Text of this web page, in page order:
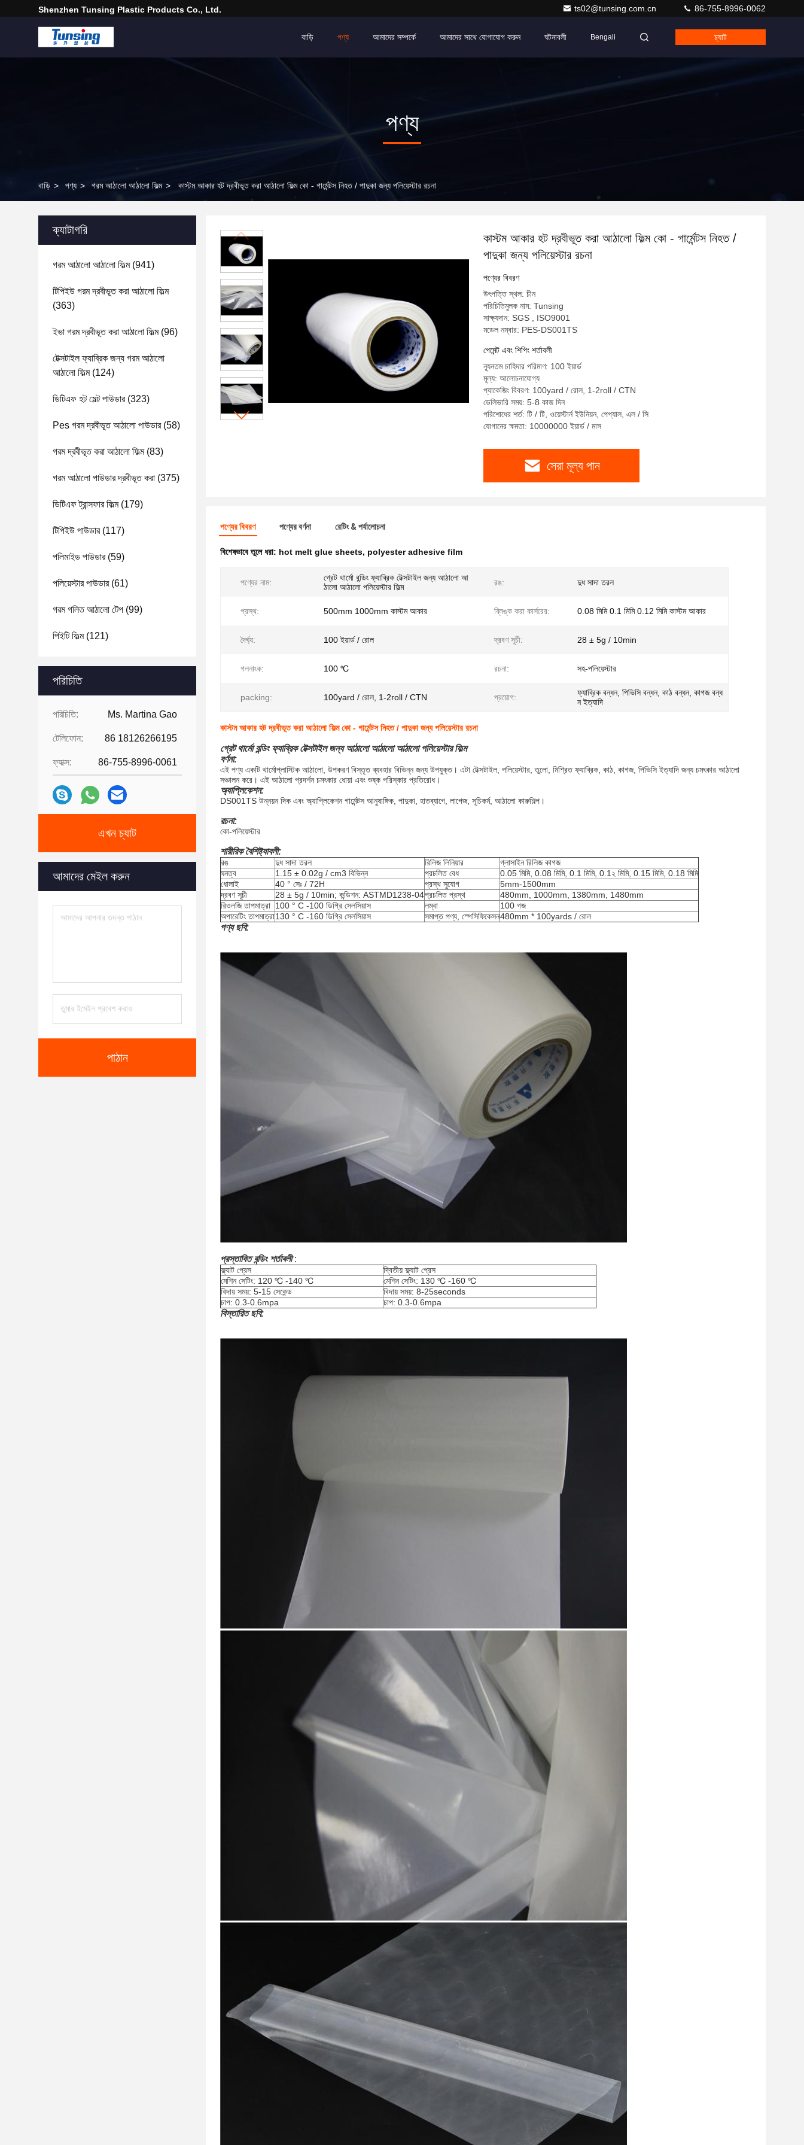
Shenzhen Tunsing Plastic Products Co., Ltd. ts02@tunsing.com.cn 86-755-8996-0062
বাড়ি পণ্য আমাদের সম্পর্কে আমাদের সাথে যোগাযোগ করুন ঘটনাবলী Bengali চ্যাট
পণ্য
বাড়ি > পণ্য > গরম আঠালো আঠালো ফিল্ম > কাস্টম আকার হট দ্রবীভূত করা আঠালো ফিল্ম কো - গার্মেন্টস নিহত / পাদুকা জন্য পলিয়েস্টার রচনা
ক্যাটাগরি
গরম আঠালো আঠালো ফিল্ম(941)
টিপিইউ গরম দ্রবীভূত করা আঠালো ফিল্ম
(363)
ইভা গরম দ্রবীভূত করা আঠালো ফিল্ম(96)
টেক্সটাইল ফ্যাব্রিক জন্য গরম আঠালো
আঠালো ফিল্ম(124)
ডিটিএফ হট মেল্ট পাউডার(323)
Pes গরম দ্রবীভূত আঠালো পাউডার(58)
গরম দ্রবীভূত করা আঠালো ফিল্ম(83)
গরম আঠালো পাউডার দ্রবীভূত করা (375)
ডিটিএফ ট্রান্সফার ফিল্ম(179)
টিপিইউ পাউডার(117)
পলিমাইড পাউডার(59)
পলিয়েস্টার পাউডার(61)
গরম গলিত আঠালো টেপ (99)
পিইটি ফিল্ম(121)
পরিচিতি
পরিচিতি: Ms. Martina Gao
টেলিফোন: 86 18126266195
ফ্যাক্স: 86-755-8996-0061
এখন চ্যাট
আমাদের মেইল ​​করুন
পাঠান
কাস্টম আকার হট দ্রবীভূত করা আঠালো ফিল্ম কো - গার্মেন্টস নিহত /
পাদুকা জন্য পলিয়েস্টার রচনা
পণ্যের বিবরণ
উৎপত্তি স্থল: চীন
পরিচিতিমুলক নাম: Tunsing
সাক্ষ্যদান: SGS , ISO9001
মডেল নম্বার: PES-DS001TS
পেমেন্ট এবং শিপিং শর্তাবলী
ন্যূনতম চাহিদার পরিমাণ: 100 ইয়ার্ড
মূল্য: আলোচনাযোগ্য
প্যাকেজিং বিবরণ: 100yard / রোল, 1-2roll / CTN
ডেলিভারি সময়: 5-8 কাজ দিন
পরিশোধের শর্ত: টি / টি, ওয়েস্টার্ন ইউনিয়ন, পেপ্যাল, এল / সি
যোগানের ক্ষমতা: 10000000 ইয়ার্ড / মাস
সেরা মূল্য পান
পণ্যের বিবরণ পণ্যের বর্ণনা রেটিং & পর্যালোচনা
বিশেষভাবে তুলে ধরা: hot melt glue sheets, polyester adhesive film
পণ্যের নাম:
গ্রেট থার্মো বন্ডিং ফ্যাব্রিক টেক্সটাইল জন্য আঠালো আ
ঠালো আঠালো পলিয়েস্টার ফিল্ম
রঙ: দুধ সাদা তরল
প্রস্থ: 500mm 1000mm কাস্টম আকার ব্লিঙ্ক করা কার্সরের: 0.08 মিমি 0.1 মিমি 0.12 মিমি কাস্টম আকার
দৈর্ঘ্য: 100 ইয়ার্ড / রোল দ্রবণ সূচী: 28 ± 5g / 10min
গলনাংক: 100 ℃ রচনা: সহ-পলিয়েস্টার
packing: 100yard / রোল, 1-2roll / CTN প্রয়োগ:
ফ্যাব্রিক বন্ধন, পিভিসি বন্ধন, কাঠ বন্ধন, কাগজ বন্ধ
ন ইত্যাদি
কাস্টম আকার হট দ্রবীভূত করা আঠালো ফিল্ম কো - গার্মেন্টস নিহত / পাদুকা জন্য পলিয়েস্টার রচনা
গ্রেট থার্মো বন্ডিং ফ্যাব্রিক টেক্সটাইল জন্য আঠালো আঠালো আঠালো পলিয়েস্টার ফিল্ম
বর্ণনা:
এই পণ্য একটি থার্মোপ্লাস্টিক আঠালো, উপকরণ বিস্তৃত ব্যবহার বিভিন্ন জন্য উপযুক্ত। এটা টেক্সটাইল, পলিয়েস্টার, তুলো, মিশ্রিত ফ্যাব্রিক, কাঠ, কাগজ, পিভিসি ইত্যাদি জন্য চমৎকার আঠালো
সঞ্চালন করে। এই আঠালো প্রদর্শন চমৎকার ধোয়া এবং শুষ্ক পরিস্কার প্রতিরোধ।
অ্যাপ্লিকেশন:
DS001TS উন্নয়ন দিক এবং অ্যাপ্লিকেশন গার্মেন্টস আনুষাঙ্গিক, পাদুকা, হাতব্যাগে, লাগেজ, সূচিকর্ম, আঠালো কারুশিল্প।
রচনা:
কো-পলিয়েস্টার
শারীরিক বৈশিষ্ট্যাবলী:
রঙ দুধ সাদা তরল রিলিজ লিনিয়ার
গ্লাসাইন রিলিজ কাগজ
ঘনত্ব
1.15 ± 0.02g / cm3 বিভিন্ন প্রচলিত বেধ
0.05 মিমি, 0.08 মিমি, 0.1 মিমি, 0.1২ মিমি, 0.15 মিমি, 0.18 মিমি
ধোলাই
40 ° সেঃ / 72H প্রস্থ সুযোগ
5mm-1500mm
দ্রবণ সূচী
28 ± 5g / 10min; কন্ডিশন: ASTMD1238-04প্রচলিত প্রস্থ
480mm, 1000mm, 1380mm, 1480mm
রিওলজি তাপমাত্রা 100 ° C -100 ডিগ্রি সেলসিয়াস লম্বা
100 গজ
অপারেটিং তাপমাত্রা130 ° C -160 ডিগ্রি সেলসিয়াস সমাপ্ত পণ্য, স্পেসিফিকেসন480mm * 100yards / রোল
পণ্য ছবি:
প্রস্তাবিত বন্ডিং শর্তাবলী:
ফ্ল্যাট প্রেস
দ্বিতীয় ফ্ল্যাট প্রেস
মেশিন সেটিং: 120 ℃ -140 ℃
মেশিন সেটিং: 130 ℃ -160 ℃
বিদায় সময়: 5-15 সেকেন্ড
বিদায় সময়: 8-25seconds
চাপ: 0.3-0.6mpa
চাপ: 0.3-0.6mpa
বিস্তারিত ছবি: